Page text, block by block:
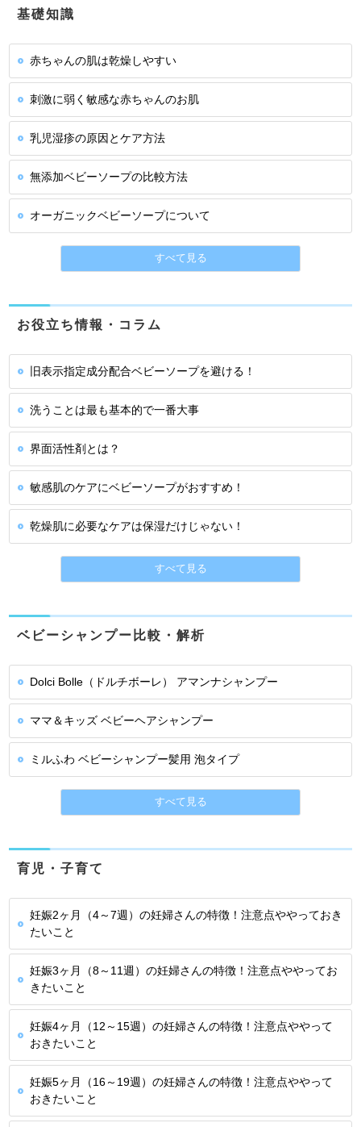
基礎知識
赤ちゃんの肌は乾燥しやすい
刺激に弱く敏感な赤ちゃんのお肌
乳児湿疹の原因とケア方法
無添加ベビーソープの比較方法
オーガニックベビーソープについて
すべて見る
お役立ち情報・コラム
旧表示指定成分配合ベビーソープを避ける！
洗うことは最も基本的で一番大事
界面活性剤とは？
敏感肌のケアにベビーソープがおすすめ！
乾燥肌に必要なケアは保湿だけじゃない！
すべて見る
ベビーシャンプー比較・解析
Dolci Bolle（ドルチボーレ） アマンナシャンプー
ママ＆キッズ ベビーヘアシャンプー
ミルふわ ベビーシャンプー髪用 泡タイプ
すべて見る
育児・子育て
妊娠2ヶ月（4～7週）の妊婦さんの特徴！注意点ややっておき
たいこと
妊娠3ヶ月（8～11週）の妊婦さんの特徴！注意点ややってお
きたいこと
妊娠4ヶ月（12～15週）の妊婦さんの特徴！注意点ややって
おきたいこと
妊娠5ヶ月（16～19週）の妊婦さんの特徴！注意点ややって
おきたいこと